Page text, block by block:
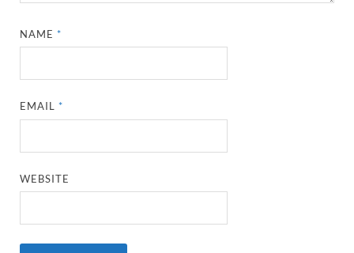
NAME*
EMAIL*
WEBSITE